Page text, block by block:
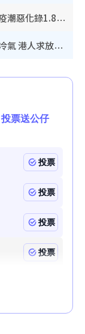
奪命寄生蟲｜食生菜狂瀉首現死者！疫潮惡化錄1.8萬宗病例 揭洗菜3大謬誤
內地客歎港人唔識老！揭港鐵保鮮級冷氣 港人求放過：咪投訴